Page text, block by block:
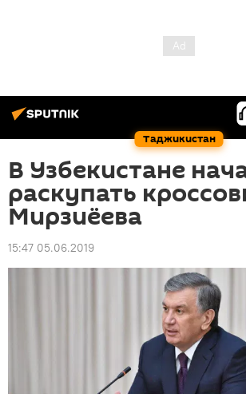
Таджикистан
В Узбекистане
раскупать
Мирзиёева
15:47 05.06.2019